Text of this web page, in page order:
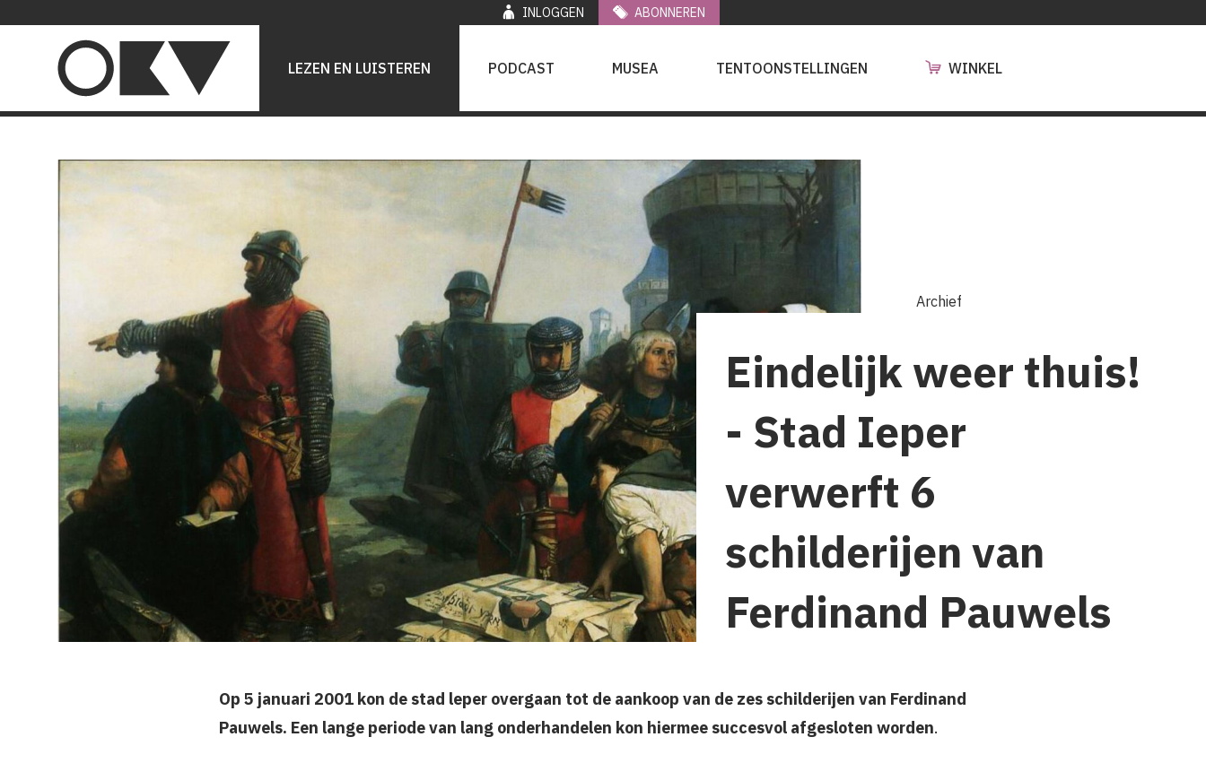
INLOGGEN ABONNEREN
navigation
LEZEN EN LUISTEREN PODCAST MUSEA TENTOONSTELLINGEN WINKEL
Eindelijk weer thuis!
- Stad Ieper
verwerft 6
schilderijen van
Ferdinand Pauwels
Archief
Op 5 januari 2001 kon de stad leper overgaan tot de aankoop van de zes schilderijen van Ferdinand
Pauwels. Een lange periode van lang onderhandelen kon hiermee succesvol afgesloten worden.